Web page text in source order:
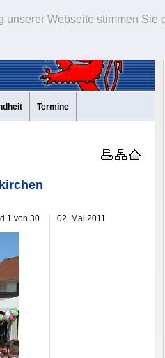
Webseite stimmen Sie
Termine
1 von 30 02. Mai 2011